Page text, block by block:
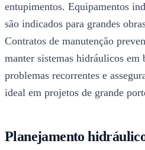
entupimentos. Equipamentos
são indicados para grandes
Contratos de manutenção
manter sistemas hidráulicos em
problemas recorrentes e
ideal em projetos de grande
Planejamento